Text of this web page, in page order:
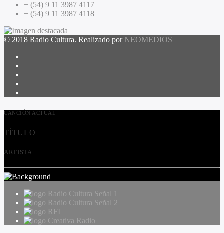
+ (54) 9 11 3987 4117
+ (54) 9 11 3987 4118
© 2018 Radio Cultura. Realizado por NEOMEDIOS
CANCIÓN ACTUAL
TÍTULO
ARTISTA
Radio Cultura Señal 1
Radio Cultura Señal 2
RFI
Creativa Radio